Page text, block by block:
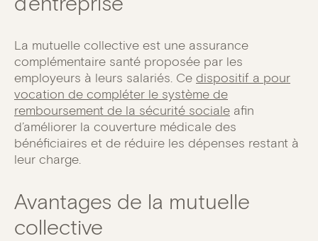
La mutuelle collective est une assurance
complémentaire santé proposée par les
employeurs à leurs salariés. Ce dispositif a pour
vocation de compléter le système de
remboursement de la sécurité sociale afin
d’améliorer la couverture médicale des
bénéficiaires et de réduire les dépenses restant à
leur charge.
Avantages de la mutuelle
collective